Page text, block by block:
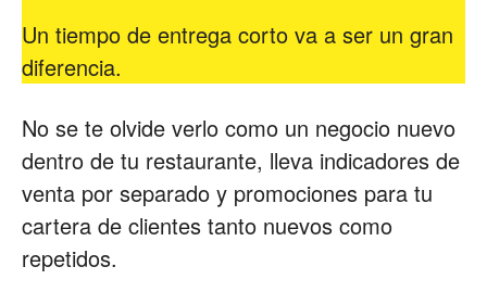
Un tiempo de entrega corto va a ser un gran
diferencia.
No se te olvide verlo como un negocio nuevo
dentro de tu restaurante, lleva indicadores de
venta por separado y promociones para tu
cartera de clientes tanto nuevos como
repetidos.